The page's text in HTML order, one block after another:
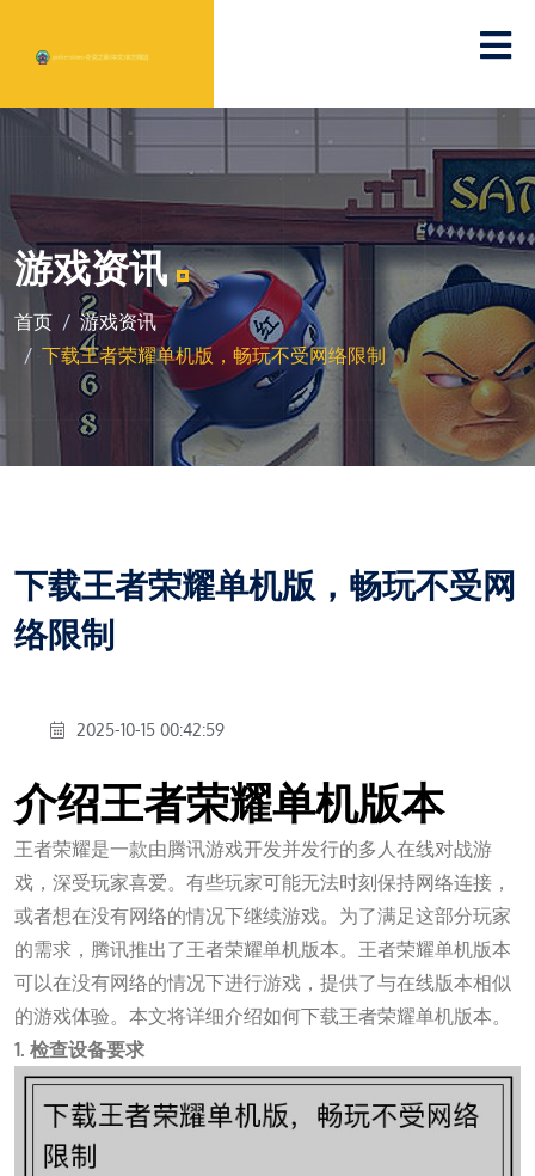
游戏资讯
首页
游戏资讯
下载王者荣耀单机版，畅玩不受网络限制
下载王者荣耀单机版，畅玩不受网
络限制
2025-10-15 00:42:59
介绍王者荣耀单机版本
王者荣耀是一款由腾讯游戏开发并发行的多人在线对战游
戏，深受玩家喜爱。有些玩家可能无法时刻保持网络连接，
或者想在没有网络的情况下继续游戏。为了满足这部分玩家
的需求，腾讯推出了王者荣耀单机版本。王者荣耀单机版本
可以在没有网络的情况下进行游戏，提供了与在线版本相似
的游戏体验。本文将详细介绍如何下载王者荣耀单机版本。
1. 检查设备要求